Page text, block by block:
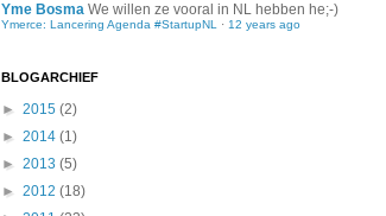
Yme Bosma We willen ze vooral in NL hebben he;-)
Ymerce: Lancering Agenda #StartupNL · 12 years ago
BLOGARCHIEF
► 2015 (2)
► 2014 (1)
► 2013 (5)
► 2012 (18)